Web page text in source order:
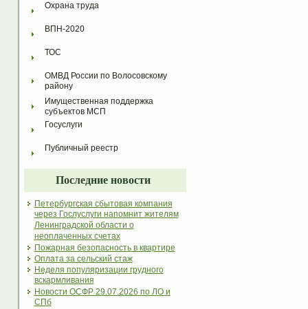
Охрана труда
ВПН-2020
ТОС
ОМВД России по Волосовскому
району
Имущественная поддержка
субъектов МСП
Госуслуги
Публичный реестр
Последние новости
Петербургская сбытовая компания
через Гослуслуги напомнит жителям
Ленинградской области о
неоплаченных счетах
Пожарная безопасность в квартире
Оплата за сельский стаж
Неделя популяризации грудного
вскармливания
Новости ОСФР 29.07.2026 по ЛО и
СПб